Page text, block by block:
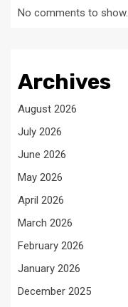
No comments to show.
Archives
August 2026
July 2026
June 2026
May 2026
April 2026
March 2026
February 2026
January 2026
December 2025